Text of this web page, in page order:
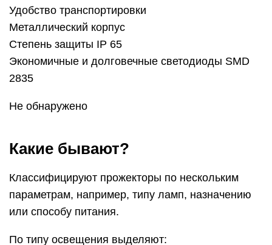
Удобство транспортировки
Металлический корпус
Степень защиты IP 65
Экономичные и долговечные светодиоды SMD
2835
Не обнаружено
Какие бывают?
Классифицируют прожекторы по нескольким
параметрам, например, типу ламп, назначению
или способу питания.
По типу освещения выделяют: